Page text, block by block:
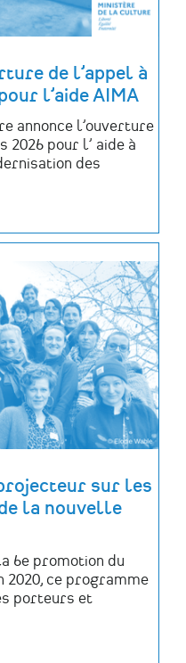
de l’appel à
l’aide AIMA
annonce l’ouverture
2026 pour l’ aide à
des
sur les
la nouvelle
6e promotion du
2020, ce programme
porteurs et